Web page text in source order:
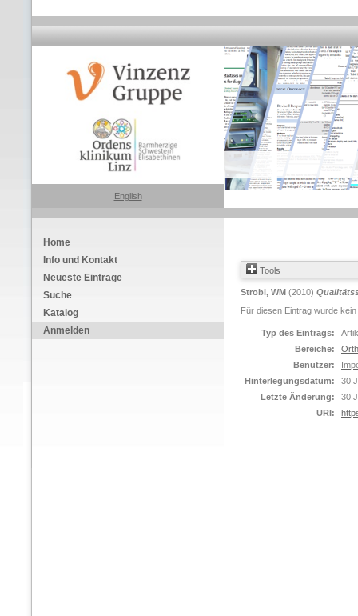
English
Home
Info und Kontakt
Neueste Einträge
Suche
Katalog
Anmelden
Tools
Strobl, WM (2010)
Für diesen Eintrag wurde
Typ des Eintrags:
Bereiche:
Benutzer:
Hinterlegungsdatum:
30
Letzte Änderung:
30
URI: